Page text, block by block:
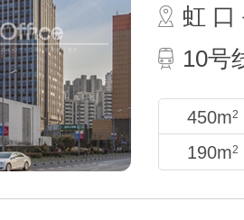
虹 口
10号
450m2
190m2